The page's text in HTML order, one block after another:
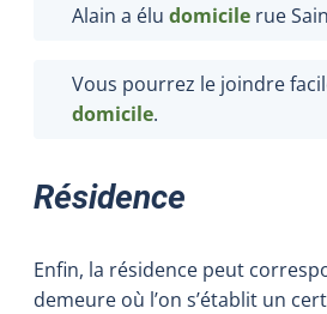
Alain a élu domicile rue
Vous pourrez le joindre
domicile.
Résidence
Enfin, la résidence peut
demeure où l’on s’établit un